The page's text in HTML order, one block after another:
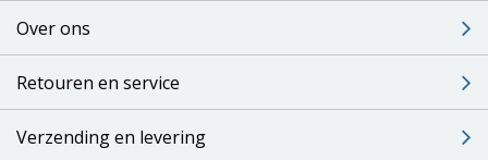
Over ons
Retouren en service
Verzending en levering